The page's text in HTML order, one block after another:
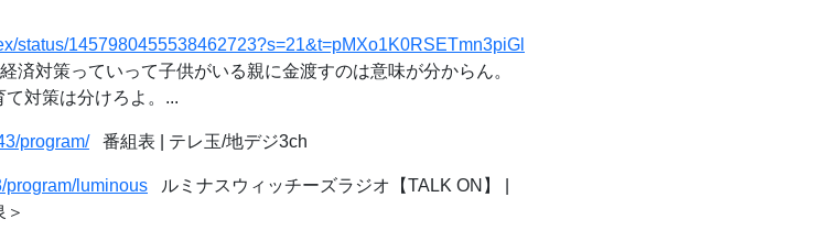
status/1457980455538462723?s=21&t=pMXo1K0RSETmn3piGl
済対策っていって子供がいる親に金渡すのは意味が分からん。
対策は分けろよ。...
program/番組表 | テレ玉/地デジ3ch
program/luminous ルミナスウィッチーズラジオ【TALK ON】 |